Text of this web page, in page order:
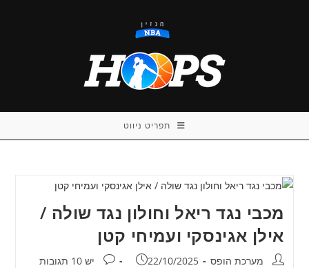
תפריט ניווט
מכבי נגד ריאל וחולון נגד שולה /
אילן אגינסקי ועמיחי קטן
מחבר:מערכת הופס פורסם:
22/10/2025 תגובות:
יש 10 תגובות